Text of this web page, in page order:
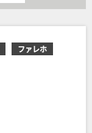
ファレホ